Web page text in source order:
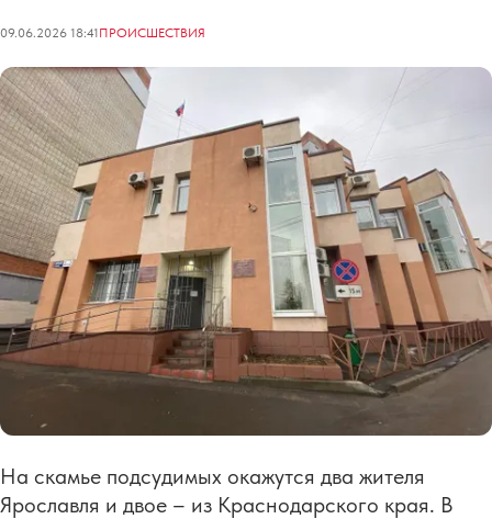
09.06.2026 18:41ПРОИСШЕСТВИЯ
На скамье подсудимых окажутся два жителя
Ярославля и двое – из Краснодарского края. В